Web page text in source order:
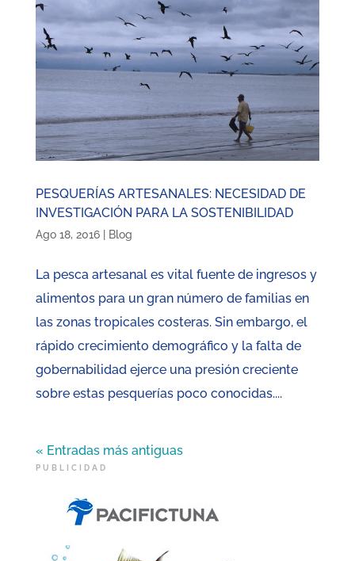
PESQUERÍAS ARTESANALES: NECESIDAD DE
INVESTIGACIÓN PARA LA SOSTENIBILIDAD
Ago 18, 2016| Blog
La pesca artesanal es vital fuente de ingresos y
alimentos para un gran número de familias en
las zonas tropicales costeras. Sin embargo, el
rápido crecimiento demográfico y la falta de
gobernabilidad ejerce una presión creciente
sobre estas pesquerías poco conocidas....
« Entradas más antiguas